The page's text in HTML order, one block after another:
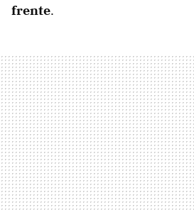
frente.